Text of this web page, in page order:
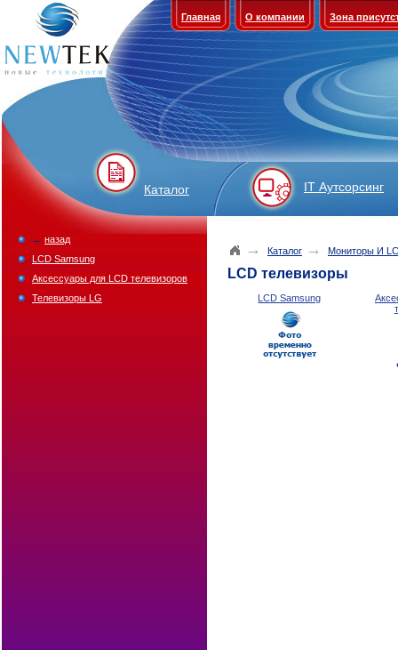
Главная О компании Зона
Каталог IT Аутсорсинг
→ Каталог → Мониторы И
LCD телевизоры
LCD Samsung
← назад
LCD Samsung
Аксессуары для LCD телевизоров
Телевизоры LG